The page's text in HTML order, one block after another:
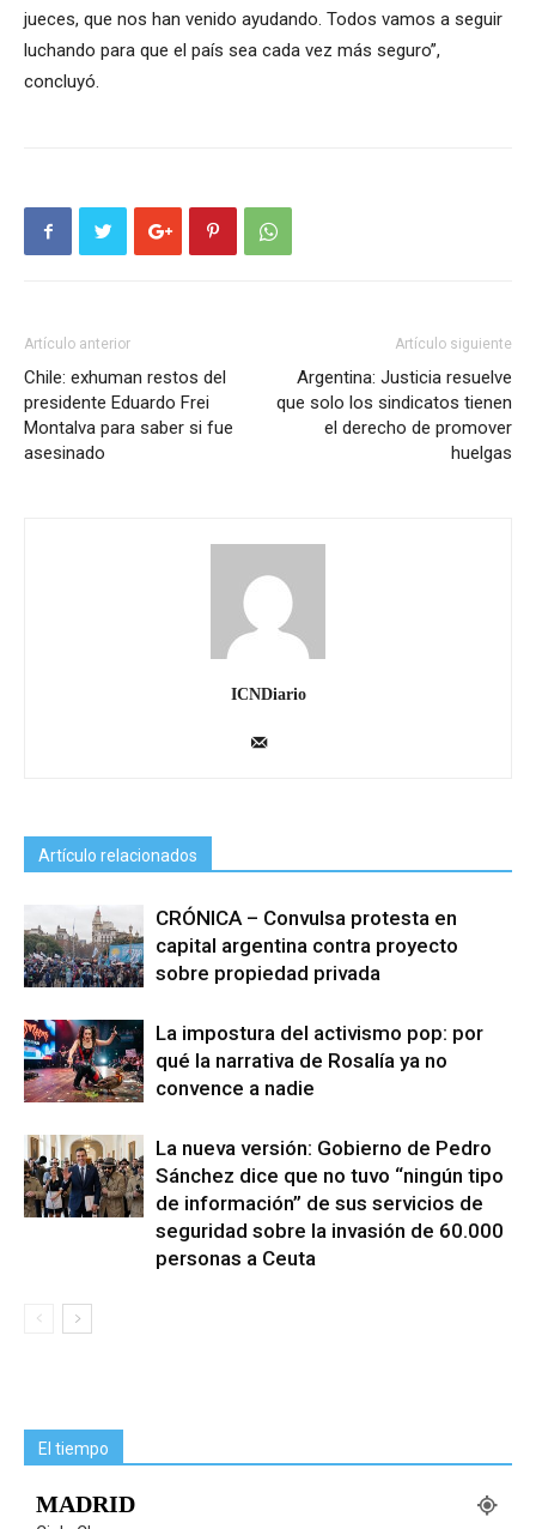
jueces, que nos han venido ayudando. Todos vamos a seguir
luchando para que el país sea cada vez más seguro”,
concluyó.
Artículo anterior
Chile: exhuman restos del
presidente Eduardo Frei
Montalva para saber si fue
asesinado
Artículo siguiente
Argentina: Justicia resuelve
que solo los sindicatos tienen
el derecho de promover
huelgas
ICNDiario
Artículo relacionados
CRÓNICA – Convulsa protesta en
capital argentina contra proyecto
sobre propiedad privada
La impostura del activismo pop: por
qué la narrativa de Rosalía ya no
convence a nadie
La nueva versión: Gobierno de Pedro
Sánchez dice que no tuvo “ningún tipo
de información” de sus servicios de
seguridad sobre la invasión de 60.000
personas a Ceuta
El tiempo
MADRID